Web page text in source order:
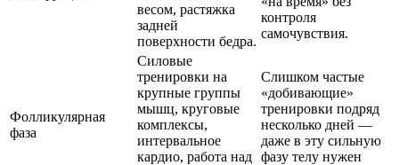
весом, растяжка
задней
поверхности бедра.
контроля
самочувствия.
Фолликулярная
фаза
Силовые
тренировки на
крупные группы
мышц, круговые
комплексы,
интервальное
кардио, работа над
Слишком частые
«добивающие»
тренировки подряд
несколько дней —
даже в эту сильную
фазу телу нужен